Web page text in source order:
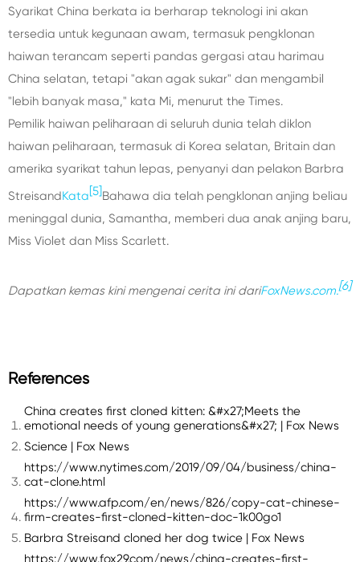
Syarikat China berkata ia berharap teknologi ini akan
tersedia untuk kegunaan awam, termasuk pengklonan
haiwan terancam seperti pandas gergasi atau harimau
China selatan, tetapi "akan agak sukar" dan mengambil
"lebih banyak masa," kata Mi, menurut the Times.
Pemilik haiwan peliharaan di seluruh dunia telah diklon
haiwan peliharaan, termasuk di Korea selatan, Britain dan
amerika syarikat tahun lepas, penyanyi dan pelakon Barbra
StreisandKata[5]Bahawa dia telah pengklonan anjing beliau
meninggal dunia, Samantha, memberi dua anak anjing baru,
Miss Violet dan Miss Scarlett.
Dapatkan kemas kini mengenai cerita ini dariFoxNews.com.[6]
References
China creates first cloned kitten: &#x27;Meets the
emotional needs of young generations&#x27; | Fox News
Science | Fox News
https://www.nytimes.com/2019/09/04/business/china-
cat-clone.html
https://www.afp.com/en/news/826/copy-cat-chinese-
firm-creates-first-cloned-kitten-doc-1k00go1
Barbra Streisand cloned her dog twice | Fox News
https://www.fox29.com/news/china-creates-first-